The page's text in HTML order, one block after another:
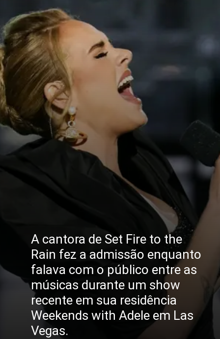
A cantora de Set Fire to the
Rain fez a admissão enquanto
falava com o público entre as
músicas durante um show
recente em sua residência
Weekends with Adele em Las
Vegas.